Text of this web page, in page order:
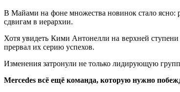
В Майами на фоне множества новинок стало ясно:
сдвигам в иерархии.
Хотя увидеть Кими Антонелли на верхней
прервал их серию успехов.
Изменения затронули не только лидирующую
Mercedes всё ещё команда, которую нужно